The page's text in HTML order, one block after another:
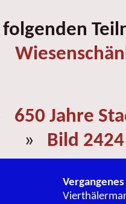
folgenden
650 Jahre
» Bild 2424
Vergangenes